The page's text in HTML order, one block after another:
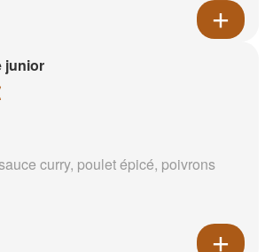
junior
curry, poulet épicé, poivrons